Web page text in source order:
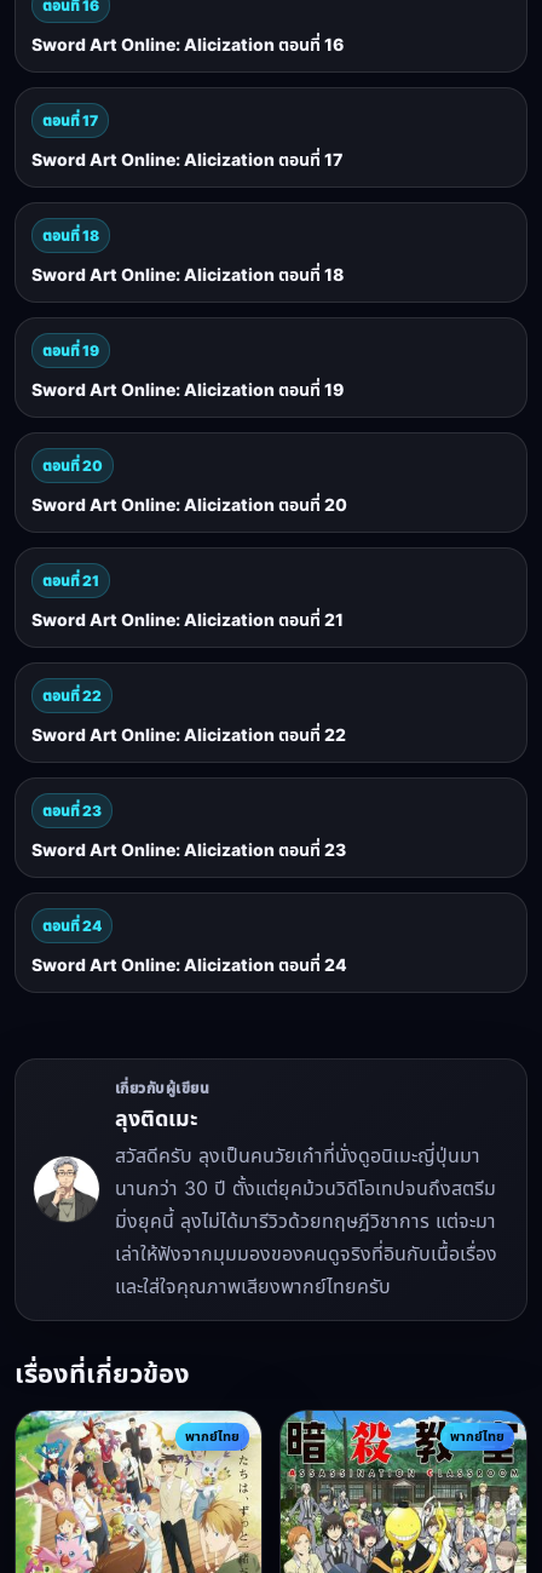
ตอนที่ 16
Sword Art Online: Alicization ตอนที่ 16
ตอนที่ 17
Sword Art Online: Alicization ตอนที่ 17
ตอนที่ 18
Sword Art Online: Alicization ตอนที่ 18
ตอนที่ 19
Sword Art Online: Alicization ตอนที่ 19
ตอนที่ 20
Sword Art Online: Alicization ตอนที่ 20
ตอนที่ 21
Sword Art Online: Alicization ตอนที่ 21
ตอนที่ 22
Sword Art Online: Alicization ตอนที่ 22
ตอนที่ 23
Sword Art Online: Alicization ตอนที่ 23
ตอนที่ 24
Sword Art Online: Alicization ตอนที่ 24
เกี่ยวกับผู้เขียน
ลุงติดเมะ
สวัสดีครับ ลุงเป็นคนวัยเก๋าที่นั่งดูอนิเมะญี่ปุ่นมา
นานกว่า 30 ปี ตั้งแต่ยุคม้วนวิดีโอเทปจนถึงสตรีม
มิ่งยุคนี้ ลุงไม่ได้มารีวิวด้วยทฤษฎีวิชาการ แต่จะมา
เล่าให้ฟังจากมุมมองของคนดูจริงที่อินกับเนื้อเรื่อง
และใส่ใจคุณภาพเสียงพากย์ไทยครับ
เรื่องที่เกี่ยวข้อง
พากย์ไทย พากย์ไทย